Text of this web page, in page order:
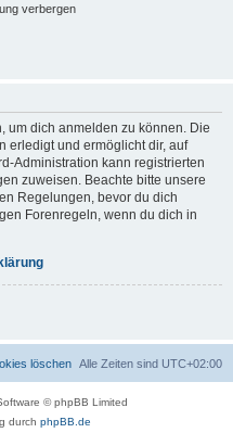
verbergen
um dich anmelden zu können. Die
erledigt und ermöglicht dir, auf
Administration kann registrierten
zuweisen. Beachte bitte unsere
Regelungen, bevor du dich
Forenregeln, wenn du dich in
Alle Zeiten sind UTC+02:00
löschen
© phpBB Limited
durch phpBB.de